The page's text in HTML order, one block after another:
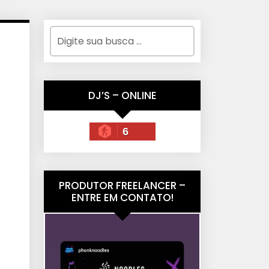
DJ’S – ONLINE
6
PRODUTOR FREELANCER –
ENTRE EM CONTATO!